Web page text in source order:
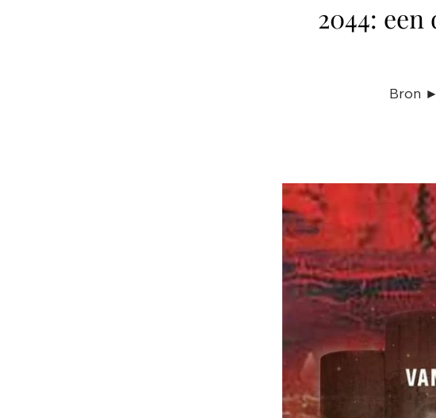
2044:
Bron ►